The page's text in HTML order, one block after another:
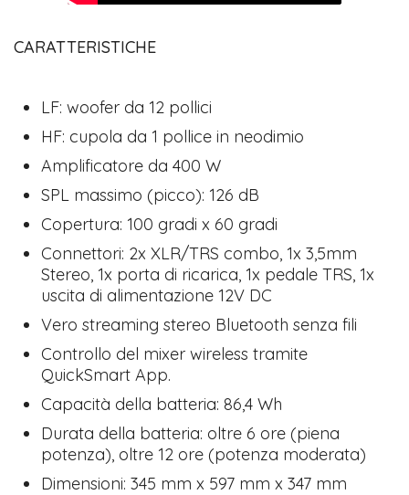
CARATTERISTICHE
LF: woofer da 12 pollici
HF: cupola da 1 pollice in neodimio
Amplificatore da 400 W
SPL massimo (picco): 126 dB
Copertura: 100 gradi x 60 gradi
Connettori: 2x XLR/TRS combo, 1x 3,5mm
Stereo, 1x porta di ricarica, 1x pedale TRS, 1x
uscita di alimentazione 12V DC
​Vero streaming stereo Bluetooth senza fili
​Controllo del mixer wireless tramite
QuickSmart App.​
Capacità della batteria: 86,4 Wh
Durata della batteria: oltre 6 ore (piena
potenza), oltre 12 ore (potenza moderata)
Dimensioni: 345 mm x 597 mm x 347 mm